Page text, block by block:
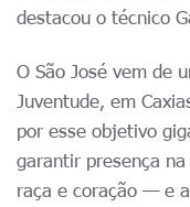
destacou o técnico
O São José vem de
Juventude, em
por esse objetivo
garantir presença
raça e coração — e